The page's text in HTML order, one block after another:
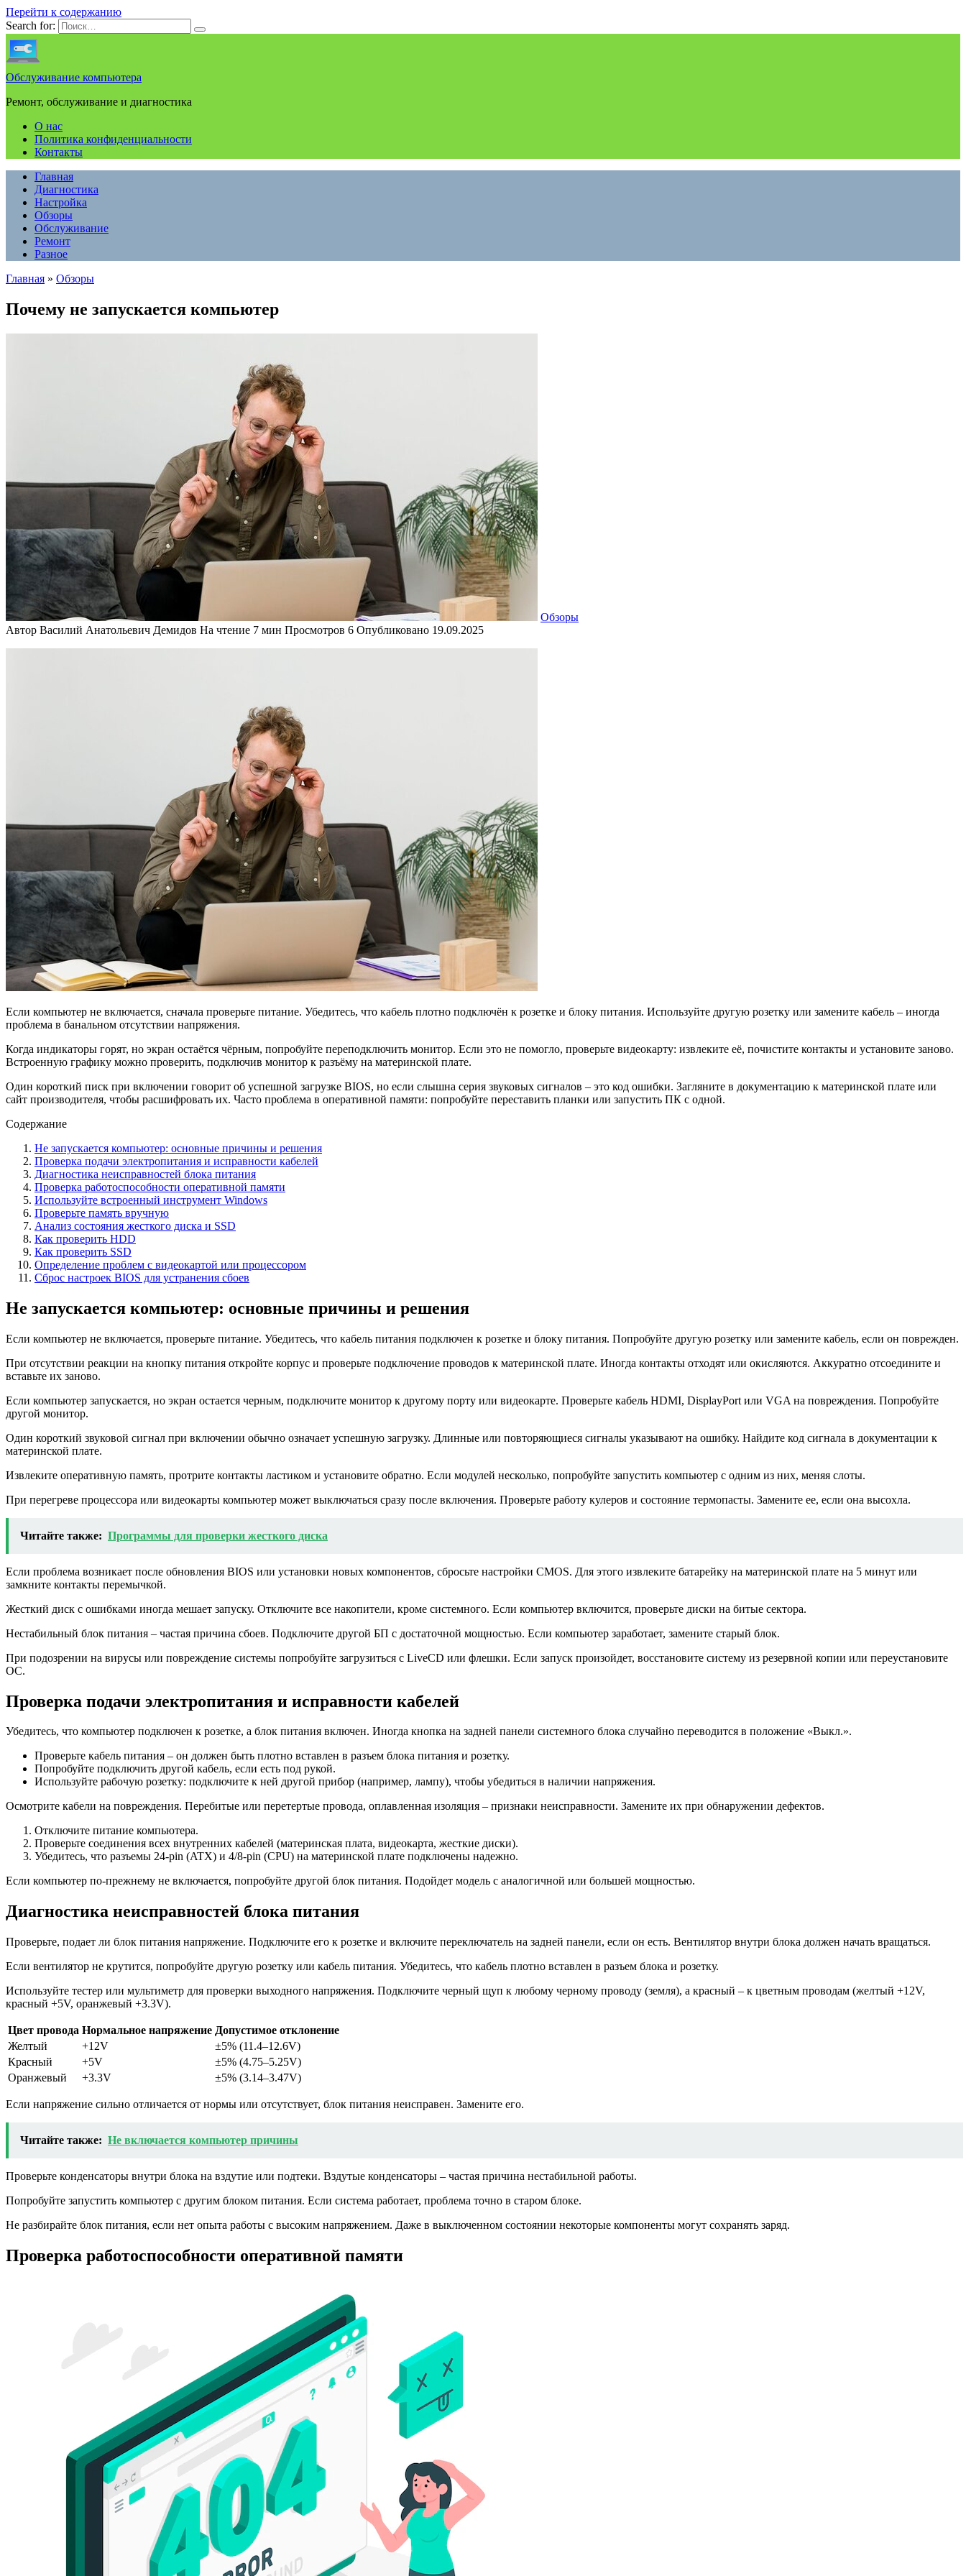
Перейти к содержанию
Search for:
Обслуживание компьютера
Ремонт, обслуживание и диагностика
О нас
Политика конфиденциальности
Контакты
Главная
Диагностика
Настройка
Обзоры
Обслуживание
Ремонт
Разное
Главная » Обзоры
Почему не запускается компьютер
Обзоры
Автор Василий Анатольевич Демидов На чтение 7 мин Просмотров 6 Опубликовано 19.09.2025
Если компьютер не включается, сначала проверьте питание. Убедитесь, что кабель плотно подключён к розетке и блоку питания. Используйте другую розетку или замените кабель – иногда
проблема в банальном отсутствии напряжения.
Когда индикаторы горят, но экран остаётся чёрным, попробуйте переподключить монитор. Если это не помогло, проверьте видеокарту: извлеките её, почистите контакты и установите заново.
Встроенную графику можно проверить, подключив монитор к разъёму на материнской плате.
Один короткий писк при включении говорит об успешной загрузке BIOS, но если слышна серия звуковых сигналов – это код ошибки. Загляните в документацию к материнской плате или
сайт производителя, чтобы расшифровать их. Часто проблема в оперативной памяти: попробуйте переставить планки или запустить ПК с одной.
Содержание
Не запускается компьютер: основные причины и решения
Проверка подачи электропитания и исправности кабелей
Диагностика неисправностей блока питания
Проверка работоспособности оперативной памяти
Используйте встроенный инструмент Windows
Проверьте память вручную
Анализ состояния жесткого диска и SSD
Как проверить HDD
Как проверить SSD
Определение проблем с видеокартой или процессором
Сброс настроек BIOS для устранения сбоев
Не запускается компьютер: основные причины и решения
Если компьютер не включается, проверьте питание. Убедитесь, что кабель питания подключен к розетке и блоку питания. Попробуйте другую розетку или замените кабель, если он поврежден.
При отсутствии реакции на кнопку питания откройте корпус и проверьте подключение проводов к материнской плате. Иногда контакты отходят или окисляются. Аккуратно отсоедините и
вставьте их заново.
Если компьютер запускается, но экран остается черным, подключите монитор к другому порту или видеокарте. Проверьте кабель HDMI, DisplayPort или VGA на повреждения. Попробуйте
другой монитор.
Один короткий звуковой сигнал при включении обычно означает успешную загрузку. Длинные или повторяющиеся сигналы указывают на ошибку. Найдите код сигнала в документации к
материнской плате.
Извлеките оперативную память, протрите контакты ластиком и установите обратно. Если модулей несколько, попробуйте запустить компьютер с одним из них, меняя слоты.
При перегреве процессора или видеокарты компьютер может выключаться сразу после включения. Проверьте работу кулеров и состояние термопасты. Замените ее, если она высохла.
Читайте также: Программы для проверки жесткого диска
Если проблема возникает после обновления BIOS или установки новых компонентов, сбросьте настройки CMOS. Для этого извлеките батарейку на материнской плате на 5 минут или
замкните контакты перемычкой.
Жесткий диск с ошибками иногда мешает запуску. Отключите все накопители, кроме системного. Если компьютер включится, проверьте диски на битые сектора.
Нестабильный блок питания – частая причина сбоев. Подключите другой БП с достаточной мощностью. Если компьютер заработает, замените старый блок.
При подозрении на вирусы или повреждение системы попробуйте загрузиться с LiveCD или флешки. Если запуск произойдет, восстановите систему из резервной копии или переустановите
ОС.
Проверка подачи электропитания и исправности кабелей
Убедитесь, что компьютер подключен к розетке, а блок питания включен. Иногда кнопка на задней панели системного блока случайно переводится в положение «Выкл.».
Проверьте кабель питания – он должен быть плотно вставлен в разъем блока питания и розетку.
Попробуйте подключить другой кабель, если есть под рукой.
Используйте рабочую розетку: подключите к ней другой прибор (например, лампу), чтобы убедиться в наличии напряжения.
Осмотрите кабели на повреждения. Перебитые или перетертые провода, оплавленная изоляция – признаки неисправности. Замените их при обнаружении дефектов.
Отключите питание компьютера.
Проверьте соединения всех внутренних кабелей (материнская плата, видеокарта, жесткие диски).
Убедитесь, что разъемы 24-pin (ATX) и 4/8-pin (CPU) на материнской плате подключены надежно.
Если компьютер по-прежнему не включается, попробуйте другой блок питания. Подойдет модель с аналогичной или большей мощностью.
Диагностика неисправностей блока питания
Проверьте, подает ли блок питания напряжение. Подключите его к розетке и включите переключатель на задней панели, если он есть. Вентилятор внутри блока должен начать вращаться.
Если вентилятор не крутится, попробуйте другую розетку или кабель питания. Убедитесь, что кабель плотно вставлен в разъем блока и розетку.
Используйте тестер или мультиметр для проверки выходного напряжения. Подключите черный щуп к любому черному проводу (земля), а красный – к цветным проводам (желтый +12V,
красный +5V, оранжевый +3.3V).
Цвет провода Нормальное напряжение Допустимое отклонение
Желтый
+12V
±5% (11.4–12.6V)
Красный
+5V
±5% (4.75–5.25V)
Оранжевый
+3.3V ±5% (3.14–3.47V)
Если напряжение сильно отличается от нормы или отсутствует, блок питания неисправен. Замените его.
Читайте также: Не включается компьютер причины
Проверьте конденсаторы внутри блока на вздутие или подтеки. Вздутые конденсаторы – частая причина нестабильной работы.
Попробуйте запустить компьютер с другим блоком питания. Если система работает, проблема точно в старом блоке.
Не разбирайте блок питания, если нет опыта работы с высоким напряжением. Даже в выключенном состоянии некоторые компоненты могут сохранять заряд.
Проверка работоспособности оперативной памяти